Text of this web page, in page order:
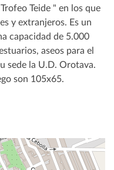
Teide " en los que
y extranjeros. Es un
capacidad de 5.000
aseos para el
sede la U.D. Orotava.
son 105x65.